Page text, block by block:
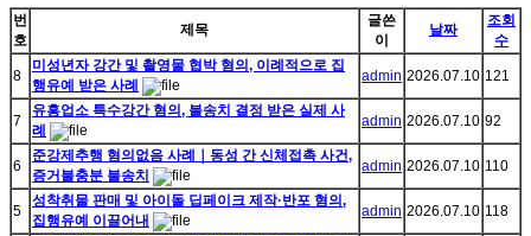
번
호
제목
글쓴
이
날짜
조회
수
8
미성년자 강간 및 촬영물 협박 혐의, 이례적으로 집
행유예 받은 사례
admin 2026.07.10 121
7
유흥업소 특수강간 혐의, 불송치 결정 받은 실제 사
례
admin 2026.07.10 92
6
준강제추행 혐의없음 사례｜동성 간 신체접촉 사건,
증거불충분 불송치
admin 2026.07.10 110
5
성착취물 판매 및 아이돌 딥페이크 제작·반포 혐의,
집행유예 이끌어내
admin 2026.07.10 118